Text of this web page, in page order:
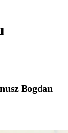
Bogdan